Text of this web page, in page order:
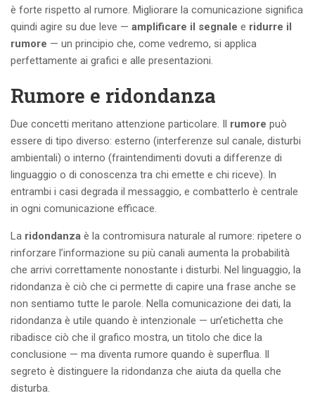
è forte rispetto al rumore. Migliorare la comunicazione significa
quindi agire su due leve — amplificare il segnale e ridurre il
rumore — un principio che, come vedremo, si applica
perfettamente ai grafici e alle presentazioni.
Rumore e ridondanza
Due concetti meritano attenzione particolare. Il rumore può
essere di tipo diverso: esterno (interferenze sul canale, disturbi
ambientali) o interno (fraintendimenti dovuti a differenze di
linguaggio o di conoscenza tra chi emette e chi riceve). In
entrambi i casi degrada il messaggio, e combatterlo è centrale
in ogni comunicazione efficace.
La ridondanza è la contromisura naturale al rumore: ripetere o
rinforzare l’informazione su più canali aumenta la probabilità
che arrivi correttamente nonostante i disturbi. Nel linguaggio, la
ridondanza è ciò che ci permette di capire una frase anche se
non sentiamo tutte le parole. Nella comunicazione dei dati, la
ridondanza è utile quando è intenzionale — un’etichetta che
ribadisce ciò che il grafico mostra, un titolo che dice la
conclusione — ma diventa rumore quando è superflua. Il
segreto è distinguere la ridondanza che aiuta da quella che
disturba.